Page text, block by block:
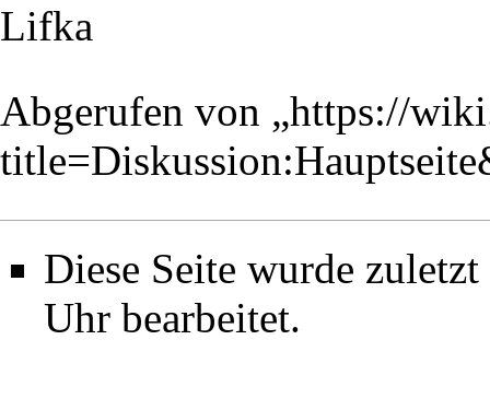
Lifka
Abgerufen von „https://
Diese Seite wurde
Uhr bearbeitet.